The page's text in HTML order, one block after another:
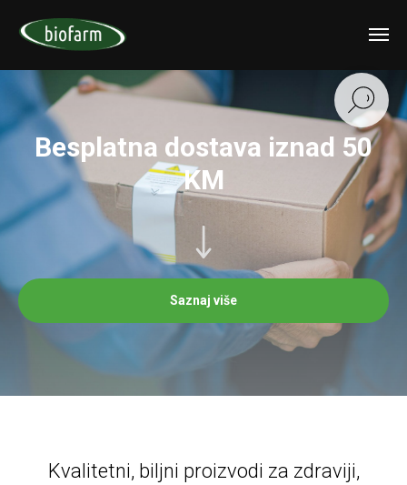
Besplatna dostava iznad 50
KM
Saznaj više
Kvalitetni, biljni proizvodi za zdraviji,